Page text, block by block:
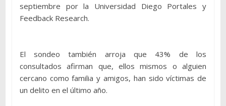
septiembre por la Universidad Diego Portales y
Feedback Research.
El sondeo también arroja que 43% de los
consultados afirman que, ellos mismos o alguien
cercano como familia y amigos, han sido víctimas de
un delito en el último año.